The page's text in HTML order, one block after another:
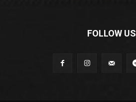
FOLLOW US